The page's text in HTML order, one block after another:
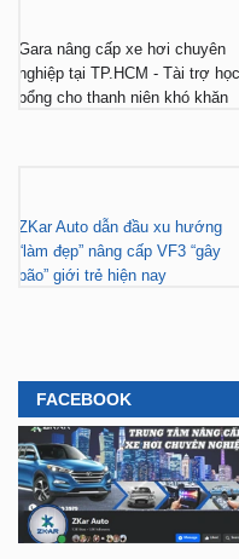
Gara nâng cấp xe hơi chuyên
nghiệp tại TP.HCM - Tài trợ học
bổng cho thanh niên khó khăn
ZKar Auto dẫn đầu xu hướng
“làm đẹp” nâng cấp VF3 “gây
bão” giới trẻ hiện nay
FACEBOOK